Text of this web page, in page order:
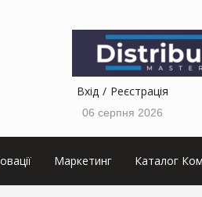
Вхід Реєстрація
06 серпня 2026
Маркетинг Каталог